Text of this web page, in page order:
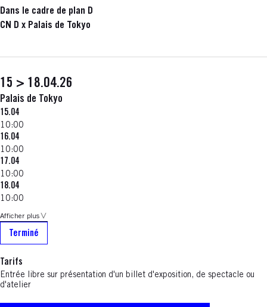
Dans le cadre de plan D
CN D x Palais de Tokyo
15 > 18.04.26
Palais de Tokyo
15.04
10:00
16.04
10:00
17.04
10:00
18.04
10:00
Afficher plus
Terminé
Tarifs
Entrée libre sur présentation d'un billet d'exposition, de spectacle ou
d'atelier